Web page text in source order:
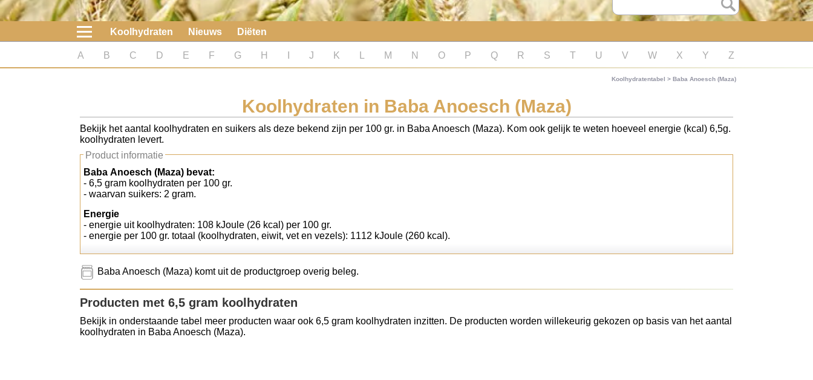
Boeken
koolhydraatarme diëten
Diabetes test
Koolhydraten tellen
Koolhydraten Nieuws Diëten
A B C D E F G H J K M N O P Q R S T U V W X Y Z
Koolhydratentabel > Baba Anoesch (Maza)
Koolhydraten in Baba Anoesch (Maza)
Bekijk het aantal koolhydraten en suikers als deze bekend zijn per 100 gr. in Baba Anoesch (Maza). Kom ook gelijk te weten hoeveel energie (kcal) 6,5g.
koolhydraten levert.
Product informatie
Baba Anoesch (Maza) bevat:
- 6,5 gram koolhydraten per 100 gr.
- waarvan suikers: 2 gram.
Energie
- energie uit koolhydraten: 108 kJoule (26 kcal) per 100 gr.
- energie per 100 gr. totaal (koolhydraten, eiwit, vet en vezels): 1112 kJoule (260 kcal).
Baba Anoesch (Maza) komt uit de productgroep overig beleg.
Producten met 6,5 gram koolhydraten
Bekijk in onderstaande tabel meer producten waar ook 6,5 gram koolhydraten inzitten. De producten worden willekeurig gekozen op basis van het aantal
koolhydraten in Baba Anoesch (Maza).